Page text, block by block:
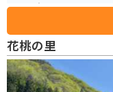
でご注意ください。
花桃の里